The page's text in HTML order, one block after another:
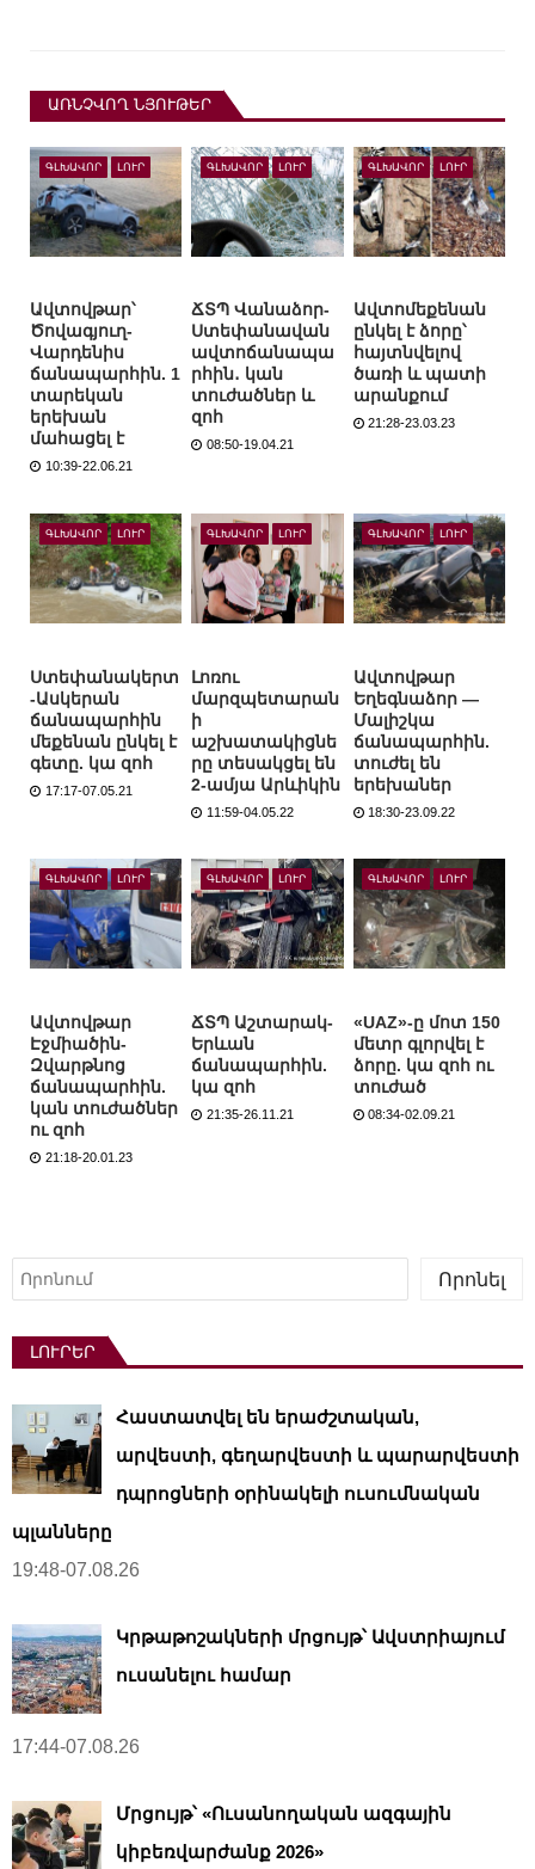
ԱՌՆՉՎՈՂ ՆՅՈՒԹԵՐ
ԳԼԽԱՎՈՐ ԼՈՒՐ
Ավտովթար՝
Ծովագյուղ-
Վարդենիս
ճանապարհին. 1
տարեկան
երեխան
մահացել է
10:39-22.06.21
ԳԼԽԱՎՈՐ ԼՈՒՐ
ՃՏՊ Վանաձոր-
Ստեփանավան
ավտոճանապա
րհին․ կան
տուժածներ և
զոհ
08:50-19.04.21
ԳԼԽԱՎՈՐ ԼՈՒՐ
Ավտոմեքենան
ընկել է ձորը՝
հայտնվելով
ծառի և պատի
արանքում
21:28-23.03.23
ԳԼԽԱՎՈՐ ԼՈՒՐ
Ստեփանակերտ
-Ասկերան
ճանապարհին
մեքենան ընկել է
գետը. կա զոհ
17:17-07.05.21
ԳԼԽԱՎՈՐ ԼՈՒՐ
Լոռու
մարզպետարան
ի
աշխատակիցնե
րը տեսակցել են
2-ամյա Արևիկին
11:59-04.05.22
ԳԼԽԱՎՈՐ ԼՈՒՐ
Ավտովթար
Եղեգնաձոր —
Մալիշկա
ճանապարհին.
տուժել են
երեխաներ
18:30-23.09.22
ԳԼԽԱՎՈՐ ԼՈՒՐ
Ավտովթար
Էջմիածին-
Զվարթնոց
ճանապարհին.
կան տուժածներ
ու զոհ
21:18-20.01.23
ԳԼԽԱՎՈՐ ԼՈՒՐ
ՃՏՊ Աշտարակ-
Երևան
ճանապարհին.
կա զոհ
21:35-26.11.21
ԳԼԽԱՎՈՐ ԼՈՒՐ
«UAZ»-ը մոտ 150
մետր գլորվել է
ձորը. կա զոհ ու
տուժած
08:34-02.09.21
Որոնել
Որոնել
ԼՈՒՐԵՐ
Հաստատվել են երաժշտական,
արվեստի, գեղարվեստի և պարարվեստի
դպրոցների օրինակելի ուսումնական
պլանները
19:48-07.08.26
Կրթաթոշակների մրցույթ՝ Ավստրիայում
ուսանելու համար
17:44-07.08.26
Մրցույթ՝ «Ուսանողական ազգային
կիբեռվարժանք 2026»